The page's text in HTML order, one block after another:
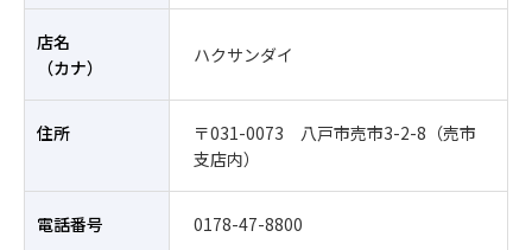
店名
（カナ）
ハクサンダイ
住所
〒031-0073 八戸市売市3-2-8（売市
支店内）
電話番号 0178-47-8800